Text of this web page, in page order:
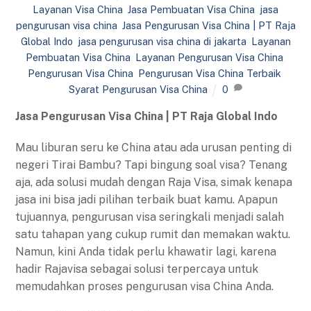
Layanan Visa China Jasa Pembuatan Visa China jasa
pengurusan visa china Jasa Pengurusan Visa China | PT Raja
Global Indo jasa pengurusan visa china di jakarta Layanan
Pembuatan Visa China Layanan Pengurusan Visa China
Pengurusan Visa China Pengurusan Visa China Terbaik
Syarat Pengurusan Visa China
0
Jasa Pengurusan Visa China | PT Raja Global Indo
Mau liburan seru ke China atau ada urusan penting di
negeri Tirai Bambu? Tapi bingung soal visa? Tenang
aja, ada solusi mudah dengan Raja Visa, simak kenapa
jasa ini bisa jadi pilihan terbaik buat kamu. Apapun
tujuannya, pengurusan visa seringkali menjadi salah
satu tahapan yang cukup rumit dan memakan waktu.
Namun, kini Anda tidak perlu khawatir lagi, karena
hadir Rajavisa sebagai solusi terpercaya untuk
memudahkan proses pengurusan visa China Anda.